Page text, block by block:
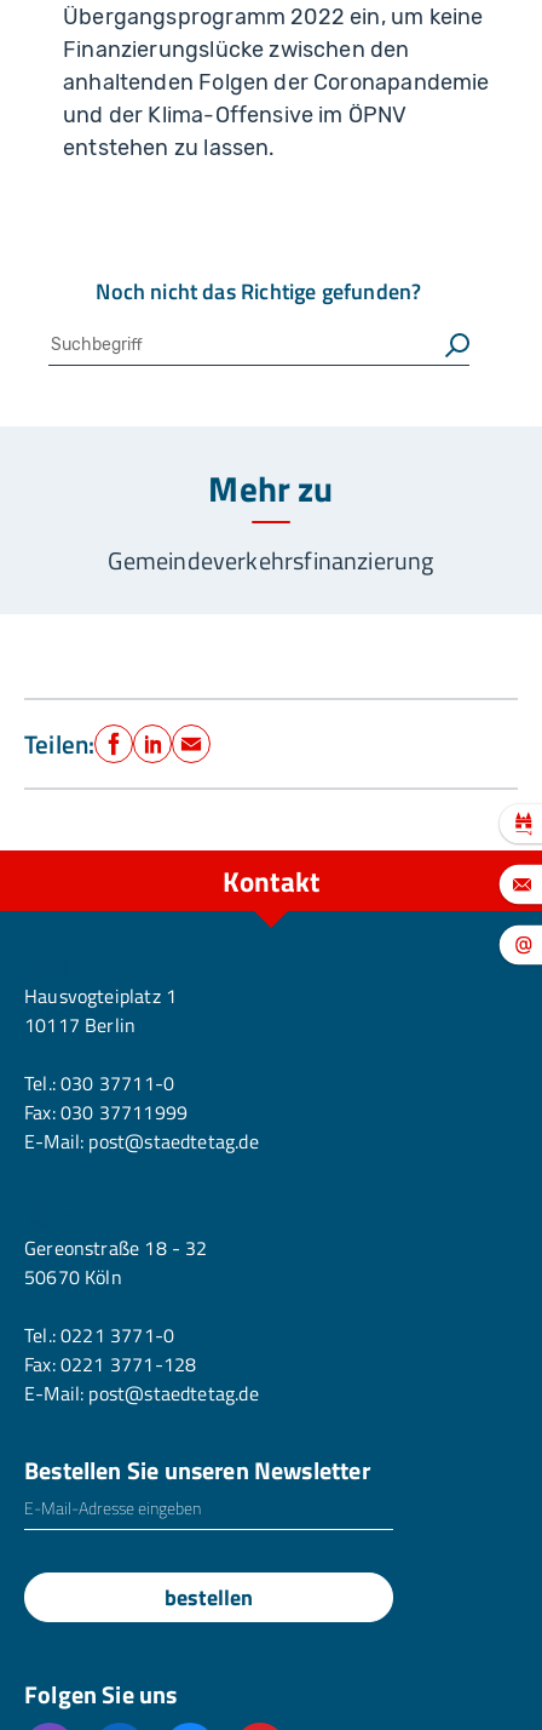
Übergangsprogramm 2022 ein, um keine
Finanzierungslücke zwischen den
anhaltenden Folgen der Coronapandemie
und der Klima-Offensive im ÖPNV
entstehen zu lassen.
Noch nicht das Richtige gefunden?
Suche Suchen
Mehr zu
Gemeindeverkehrsfinanzierung
Teilen: Facebook
LinkedIn
E-Mail
Kontakt
Hausvogteiplatz 1
10117 Berlin
Tel.:030 37711-0
Fax: 030 37711999
E-Mail: post@staedtetag.de
Gereonstraße 18 - 32
50670 Köln
Tel.:0221 3771-0
Fax: 0221 3771-128
E-Mail: post@staedtetag.de
Bestellen Sie unseren Newsletter
E-Mailadresse
bestellen
Folgen Sie uns